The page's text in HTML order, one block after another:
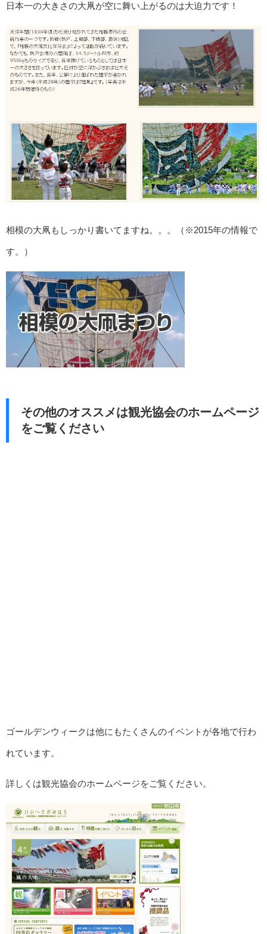
日本一の大きさの大凧が空に舞い上がるのは大迫力です！
相模の大凧もしっかり書いてますね。。。（※2015年の情報で
す。）
その他のオススメは観光協会のホームページ
をご覧ください
ゴールデンウィークは他にもたくさんのイベントが各地で行わ
れています。
詳しくは観光協会のホームページをご覧ください。